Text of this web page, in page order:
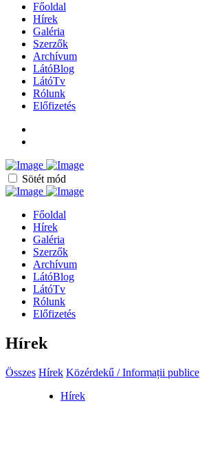
Főoldal
Hírek
Galéria
Szerzők
Archívum
LátóBlog
LátóTv
Rólunk
Előfizetés
Sötét mód
Főoldal
Hírek
Galéria
Szerzők
Archívum
LátóBlog
LátóTv
Rólunk
Előfizetés
Hírek
Összes Hírek Közérdekű / Informații publice
Hírek